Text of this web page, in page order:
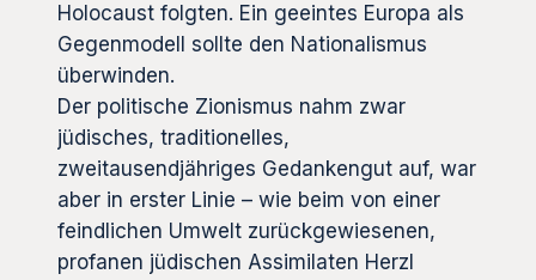
Holocaust folgten. Ein geeintes Europa als
Gegenmodell sollte den Nationalismus
überwinden.
Der politische Zionismus nahm zwar
jüdisches, traditionelles,
zweitausendjähriges Gedankengut auf, war
aber in erster Linie – wie beim von einer
feindlichen Umwelt zurückgewiesenen,
profanen jüdischen Assimilaten Herzl